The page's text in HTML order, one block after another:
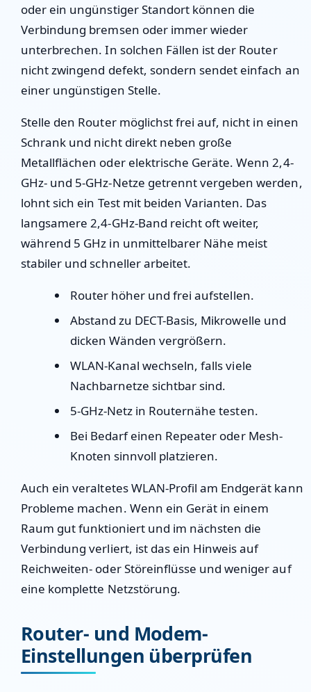
oder ein ungünstiger Standort können die
Verbindung bremsen oder immer wieder
unterbrechen. In solchen Fällen ist der Router
nicht zwingend defekt, sondern sendet einfach an
einer ungünstigen Stelle.
Stelle den Router möglichst frei auf, nicht in einen
Schrank und nicht direkt neben große
Metallflächen oder elektrische Geräte. Wenn 2,4-
GHz- und 5-GHz-Netze getrennt vergeben werden,
lohnt sich ein Test mit beiden Varianten. Das
langsamere 2,4-GHz-Band reicht oft weiter,
während 5 GHz in unmittelbarer Nähe meist
stabiler und schneller arbeitet.
Router höher und frei aufstellen.
Abstand zu DECT-Basis, Mikrowelle und
dicken Wänden vergrößern.
WLAN-Kanal wechseln, falls viele
Nachbarnetze sichtbar sind.
5-GHz-Netz in Routernähe testen.
Bei Bedarf einen Repeater oder Mesh-
Knoten sinnvoll platzieren.
Auch ein veraltetes WLAN-Profil am Endgerät kann
Probleme machen. Wenn ein Gerät in einem
Raum gut funktioniert und im nächsten die
Verbindung verliert, ist das ein Hinweis auf
Reichweiten- oder Störeinflüsse und weniger auf
eine komplette Netzstörung.
Router- und Modem-
Einstellungen überprüfen